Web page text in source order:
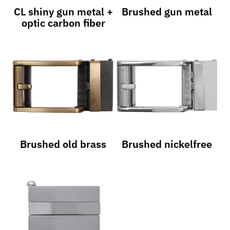
CL shiny gun metal +
optic carbon fiber
Brushed gun metal
Brushed old brass Brushed nickelfree